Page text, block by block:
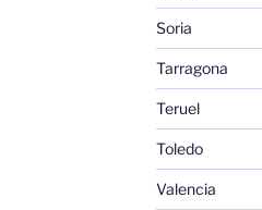
Soria
Tarragona
Teruel
Toledo
Valencia